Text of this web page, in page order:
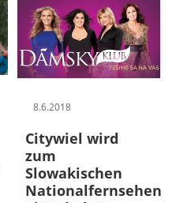
8.6.2018
Citywiel wird
zum
Slowakischen
Nationalfernsehen